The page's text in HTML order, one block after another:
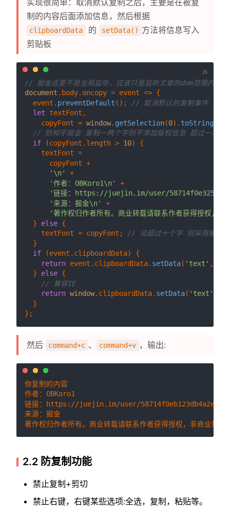
制的内容后面添加信息，然后根据
clipboardData 的 setData() 方法将信息写入
剪贴板
// 掘金这里不是全局监听，应该只是监听文章的dom范围内。
document . body. oncopy = event => {
  event.
preventDefault ();
// 取消默认的复制事件
let textFont,
    copyFont =
window. getSelection(0). toString
// 防知乎掘金 复制一两个字则不添加版权信息 超过一定长
if (copyFont. length > 10) {
    textFont =
      copyFont +
'\n'
+
'作者：OBKoro1\n'
+
'链接：https://juejin.im/user/
'来源：掘金\n'
+
'著作权归作者所有。商业转载请联系作者获得授权，
  }
else {
    textFont = copyFont;
// 没超过十个字 则采用被复
  }
if (event. clipboardData) {
return event. clipboardData. setData( 'text' ,
  }
else {
// 兼容IE
return window. clipboardData. setData( 'text'
  }
然后 command+c 、 command+v ，输出:
你复制的内容
作者：OBKoro1
链接：https://juejin.im/user/
来源：掘金
2.2 防复制功能
禁止复制+剪切
禁止右键，右键某些选项:全选，复制，粘贴等。